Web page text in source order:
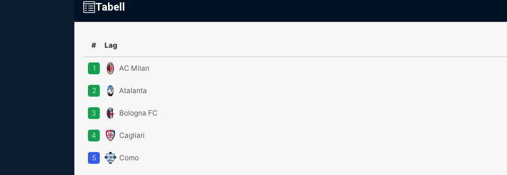
Tabell
# Lag
1 AC Milan
2 Atalanta
3 Bologna FC
4 Cagliari
5 Como